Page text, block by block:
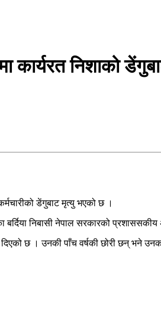
कार्यरत निशाको
डेंगुबाट मृत्यु भएको छ ।
निबासी नेपाल सरकारको प्रशाससकीय
छ । उनकी पाँच वर्षकी छोरी छन् भने